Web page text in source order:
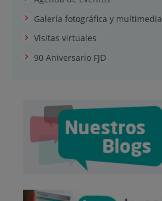
Galería fotográfica y multimedia
Visitas virtuales
90 Aniversario FJD